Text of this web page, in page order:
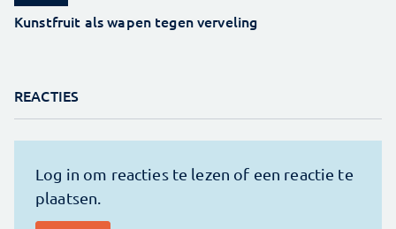
Kunstfruit als wapen tegen verveling
REACTIES